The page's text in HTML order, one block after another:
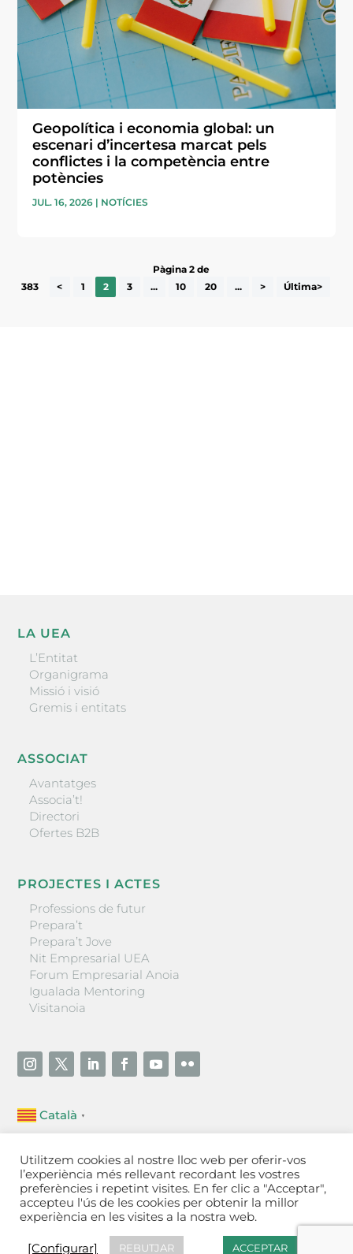
Geopolítica i economia global: un
escenari d’incertesa marcat pels
conflictes i la competència entre
potències
JUL. 16, 2026 | NOTÍCIES
Pàgina 2 de
383
< 1 2 3 ... 10 20 ... > Última>
LA UEA
L’Entitat
Organigrama
Missió i visió
Gremis i entitats
ASSOCIAT
Avantatges
Associa’t!
Directori
Ofertes B2B
PROJECTES I ACTES
Professions de futur
Prepara’t
Prepara’t Jove
Nit Empresarial UEA
Forum Empresarial Anoia
Igualada Mentoring
Visitanoia
Català ▼
Unió Empresarial de l’Anoia (UEA)
Ctra. de Manresa, 131, 08700 – Igualada(Barcelona)
Tel 93 805 22 92
Contactar
Política
de cookies [Configurar]
Utilitzem cookies al nostre lloc web per oferir-vos
l’experiència més rellevant recordant les vostres
preferències i repetint visites. En fer clic a "Acceptar",
accepteu l'ús de les cookies per obtenir la millor
experiència en les visites a la nostra web.
[Configurar] REBUTJAR ACCEPTAR